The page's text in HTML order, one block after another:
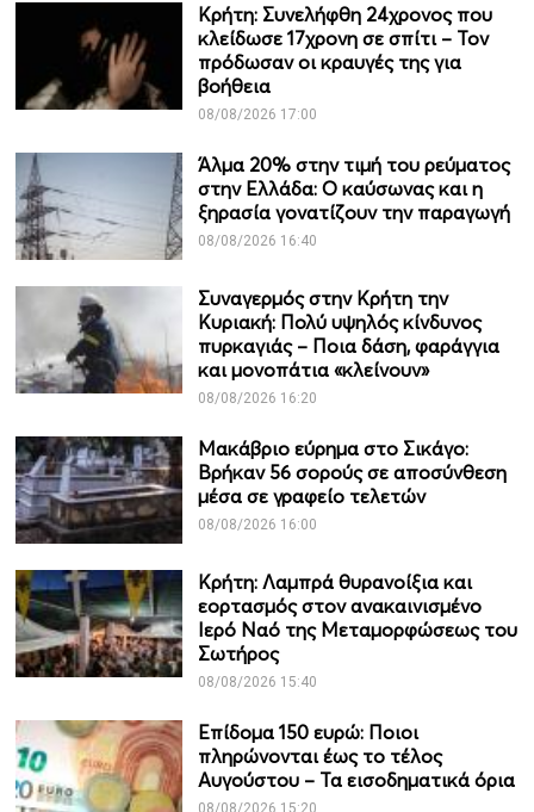
Κρήτη: Συνελήφθη 24χρονος που
κλείδωσε 17χρονη σε σπίτι – Τον
πρόδωσαν οι κραυγές της για
βοήθεια
08/08/2026 17:00
Άλμα 20% στην τιμή του ρεύματος
στην Ελλάδα: Ο καύσωνας και η
ξηρασία γονατίζουν την παραγωγή
08/08/2026 16:40
Συναγερμός στην Κρήτη την
Κυριακή: Πολύ υψηλός κίνδυνος
πυρκαγιάς – Ποια δάση, φαράγγια
και μονοπάτια «κλείνουν»
08/08/2026 16:20
Μακάβριο εύρημα στο Σικάγο:
Βρήκαν 56 σορούς σε αποσύνθεση
μέσα σε γραφείο τελετών
08/08/2026 16:00
Κρήτη: Λαμπρά θυρανοίξια και
εορτασμός στον ανακαινισμένο
Ιερό Ναό της Μεταμορφώσεως του
Σωτήρος
08/08/2026 15:40
Επίδομα 150 ευρώ: Ποιοι
πληρώνονται έως το τέλος
Αυγούστου – Τα εισοδηματικά όρια
08/08/2026 15:20